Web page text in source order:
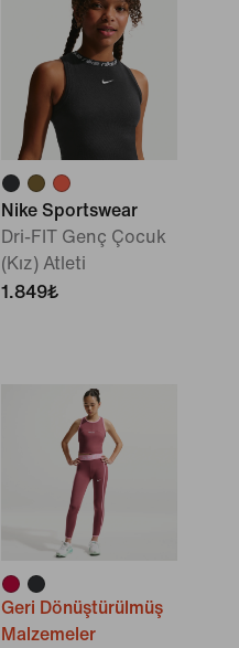
Nike Sportswear
Dri-FIT Genç Çocuk
(Kız) Atleti
1.849₺
Geri Dönüştürülmüş
Malzemeler